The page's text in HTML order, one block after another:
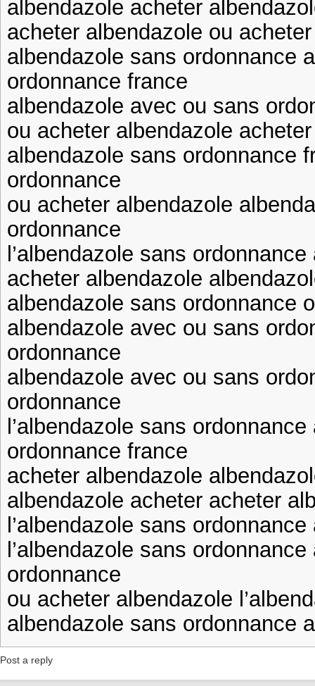
albendazole acheter
acheter albendazole ou
albendazole sans ordonnance
ordonnance france
albendazole avec ou sans
ou acheter albendazole
albendazole sans ordonnance
ordonnance
ou acheter albendazole
ordonnance
l’albendazole sans
acheter albendazole
albendazole sans ordonnance
albendazole avec ou sans
ordonnance
albendazole avec ou sans
ordonnance
l’albendazole sans
ordonnance france
acheter albendazole
albendazole acheter acheter
l’albendazole sans
l’albendazole sans
ordonnance
ou acheter albendazole
albendazole sans ordonnance
Post a reply